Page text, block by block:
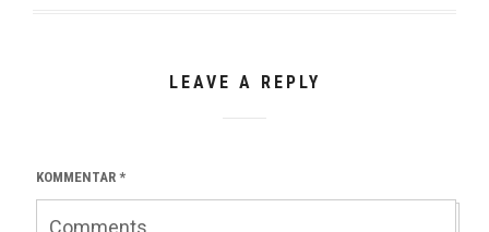
LEAVE A REPLY
KOMMENTAR *